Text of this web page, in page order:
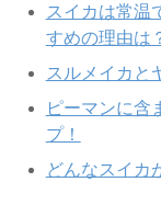
スイカは常温
すめの理由は
スルメイカと
ピーマンに含
プ！
どんなスイカ